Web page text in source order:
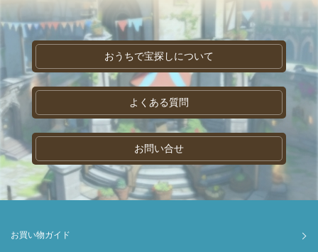
おうちで宝探しについて
よくある質問
お問い合せ
お買い物ガイド